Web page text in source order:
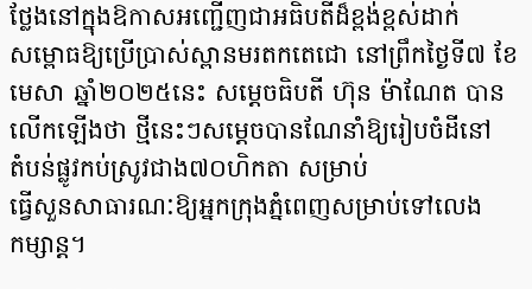
ថ្លែងនៅក្នុងឱកាសអញ្ជើញជាអធិបតីដ៏ខ្ពង់ខ្ពស់ដាក់
សម្ពោធឱ្យប្រើប្រាស់ស្ពានមរតកតេជោ នៅព្រឹកថ្ងៃទី៧ ខែ
មេសា ឆ្នាំ២០២៥នេះ សម្ដេចធិបតី ហ៊ុន ម៉ាណែត បាន
លើកឡើងថា ថ្មីនេះៗសម្ដេចបានណែនាំឱ្យរៀបចំដីនៅ
តំបន់ផ្លូវកប់ស្រូវជាង៧០ហិកតា សម្រាប់
ធ្វើសួនសាធារណៈឱ្យអ្នកក្រុងភ្នំពេញសម្រាប់ទៅលេង
កម្សាន្ដ។